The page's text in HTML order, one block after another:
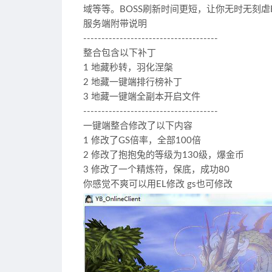
域等等。BOSS刷新时间更短，让你无时无刻虐
服务端附带说明
-------------------------------------
整合包含以下补丁
1 地藏秒转，羽化涅槃
2 地藏一键端排行榜补丁
3 地藏一键端全副本开启文件
-------------------------------------
一键端整合修改了以下内容
1 修改了GS倍率，全部100倍
2 修改了抱抱兔的等级为130级，爆金币
3 修改了一个精炼符，保底，成功80
你感觉不爽可以用EL修改 gs也可修改